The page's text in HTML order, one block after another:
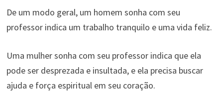
De um modo geral, um homem sonha com seu
professor indica um trabalho tranquilo e uma vida feliz.
Uma mulher sonha com seu professor indica que ela
pode ser desprezada e insultada, e ela precisa buscar
ajuda e força espiritual em seu coração.